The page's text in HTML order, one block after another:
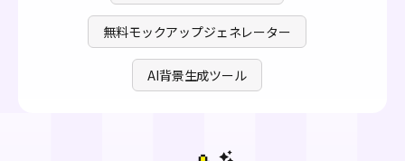
無料モックアップジェネレーター
AI背景生成ツール